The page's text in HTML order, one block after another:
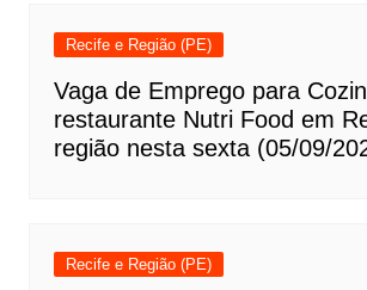
Recife e Região (PE)
Vaga de Emprego para
restaurante Nutri Food em
região nesta sexta (05/09/
Recife e Região (PE)